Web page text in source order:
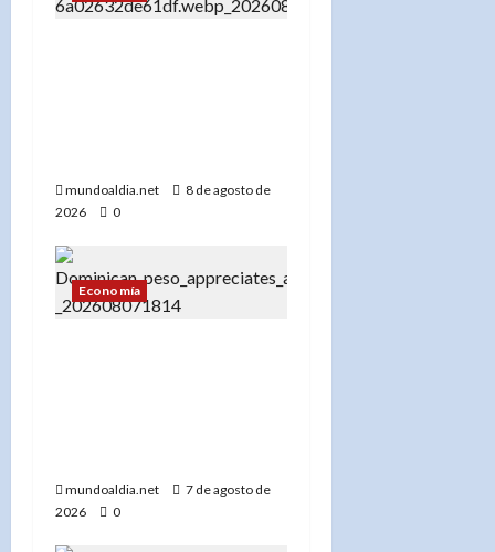
mundoaldia.net
8 de agosto de
2026
0
Economía
mundoaldia.net
7 de agosto de
2026
0